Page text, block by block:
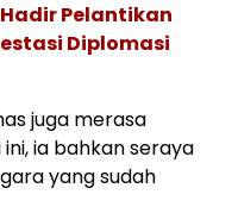
Pelantikan
Diplomasi
juga merasa
ia bahkan seraya
yang sudah